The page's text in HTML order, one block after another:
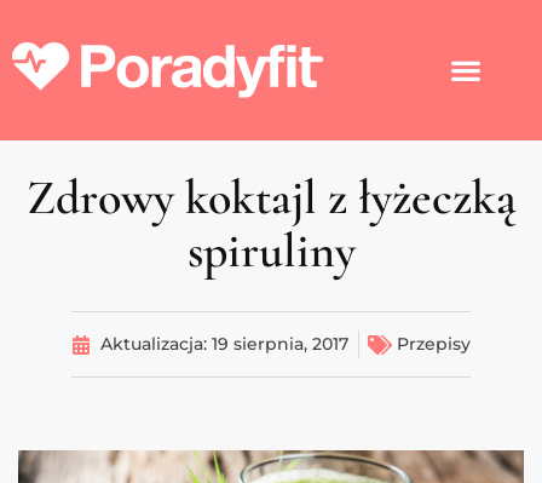
Zdrowy koktajl z łyżeczką
spiruliny
Aktualizacja: 19 sierpnia, 2017 Przepisy